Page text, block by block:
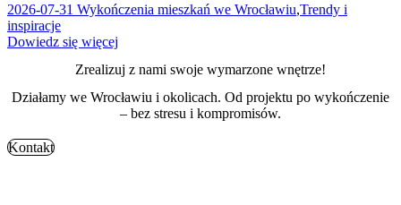
2026-07-31 Wykończenia mieszkań we Wrocławiu,Trendy i
inspiracje
Dowiedz się więcej
Zrealizuj z nami swoje wymarzone wnętrze!
Działamy we Wrocławiu i okolicach. Od projektu po wykończenie
– bez stresu i kompromisów.
Kontakt